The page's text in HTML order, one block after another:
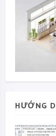
HƯỚNG